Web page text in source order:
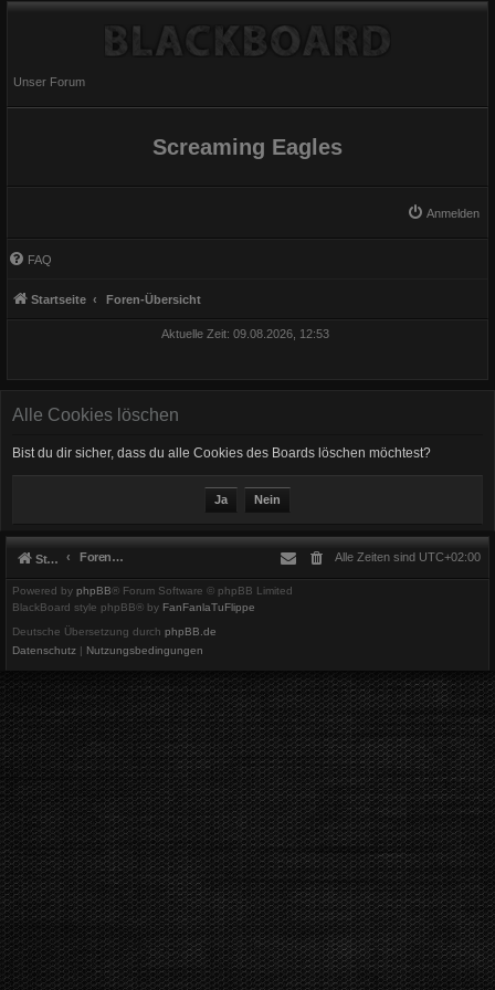
Unser Forum
Screaming Eagles
Anmelden
FAQ
Startseite Foren-Übersicht
Aktuelle Zeit: 09.08.2026, 12:53
Alle Cookies löschen
Bist du dir sicher, dass du alle Cookies des Boards löschen möchtest?
Startseite Foren-Übersicht Alle Zeiten sind UTC+02:00
Powered by phpBB® Forum Software © phpBB Limited
BlackBoard style phpBB® by FanFanlaTuFlippe
Deutsche Übersetzung durch phpBB.de
Datenschutz | Nutzungsbedingungen